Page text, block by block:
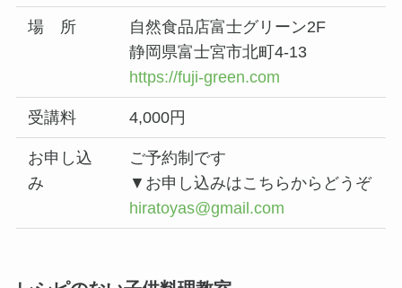
場 所
自然食品店富士グリーン2F
静岡県富士宮市北町4-13
https://fuji-green.com
受講料 4,000円
お申し込
み
ご予約制です
▼お申し込みはこちらからどうぞ
hiratoyas@gmail.com